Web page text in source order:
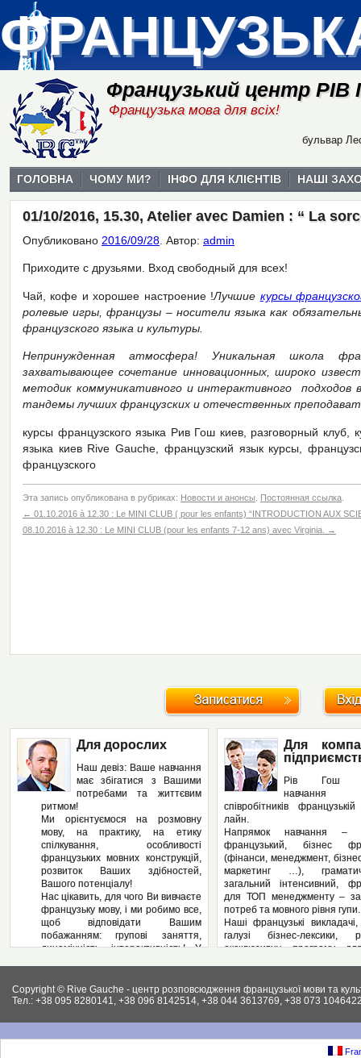
Французький центр
Французька мова для всіх!
бульвар
ГОЛОВНА ЧОМУ МИ? ІНФО ДЛЯ КЛІЄНТІВ НАШІ
01/10/2016, 15.30, Atelier avec Damien : “ La
Опубликовано 2016/09/28 Автор: admin
Приходите с друзьями. Вход свободный для всех!
Чай, кофе и хорошее настроение !Лучшие курсы
ролевые игры, французы – носители языка как
французского языка и культуры.
Непринужденная атмосфера! Уникальная школа
захватывающее сочетание инновационных, широко
методик коммуникативного и интерактивного подходов
тандемы лучших французских и отечественных
курсы французского языка Рив Гош киев, разговорный клуб,
языка киев Rive Gauche, французский язык курсы,
французского
Эта запись опубликована в рубриках: Новости и анонсы Постоянная ссылка
← 01.10.2016 à 12.30 : Le MINI CLUB ( pour les enfants) “INTRODUCTION AUX
08.10.2016 à 12.30 : Le MINI CLUB (pour les enfants 7-12 ans) avec Virginia.
→
Для дорослих
Наш девіз: Ваше навчання
має збігатися з Вашими
потребами та життєвим
ритмом!
Ми орієнтуємося на розмовну
мову, на практику, на етику
спілкування, особливості
французьких мовних конструкцій,
розвиток Ваших здібностей,
Вашого потенціалу!
Нас цікавить, для чого Ви вивчаєте
французьку мову, і ми робимо все,
щоб відповідати Вашим
побажанням: групові заняття,
динамічність, інтерактивність! У
педагогічного процесу! І як
результат – вільне володіння
працюємо на результат, а не на
кількість пройдених сторінок у
Для
Рів Гош
навчання
співробітників
лайн.
Напрямок навчання –
французький, бізнес
(фінанси, менеджмент,
маркетинг …),
загальний інтенсивний,
для ТОП менеджменту –
потреб та мовного рівня гупи.
Наші французькі
галузі бізнес-лексики,
ексклюзивну програму
Вашому підприємстві:
контрактів, укладання
документації, ведення
конференцій, маркетинг,
як і елементи права
Copyright © Rive Gauche - центр розповсюдження французької мови та
Тел.: +38 095 8280141, +38 096 8142514, +38 044 3613769, +38 073